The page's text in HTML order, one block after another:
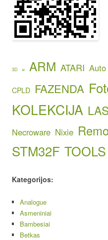
3D AI ARM ATARI Auto
CPLD FAZENDA
KOLEKCIJA
Necroware Nixie
STM32F TOOLS
Kategorijos:
Analogue
Asmeniniai
Bambesiai
Betkas